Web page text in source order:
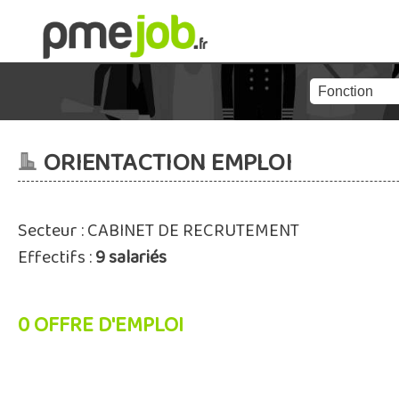
ORIENTACTION EMPLOI
Secteur : CABINET DE RECRUTEMENT
Effectifs :9 salariés
0 OFFRE D'EMPLOI